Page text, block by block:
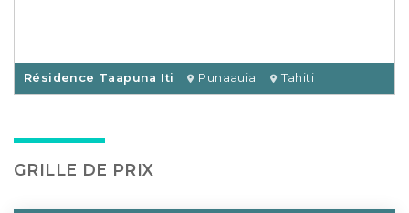
Résidence Taapuna Iti Punaauia Tahiti
GRILLE DE PRIX